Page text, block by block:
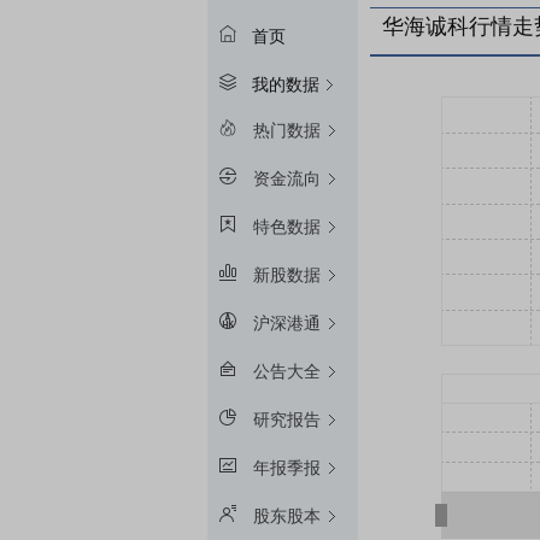
首页
我的数据
热门数据
资金流向
特色数据
新股数据
沪深港通
公告大全
研究报告
年报季报
股东股本
华海诚科行情走